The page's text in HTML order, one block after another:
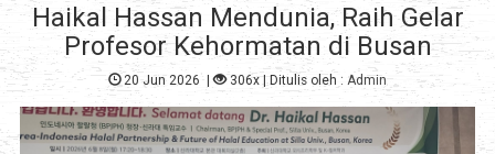
Haikal Hassan Mendunia, Raih Gelar
Profesor Kehormatan di Busan
20 Jun 2026 | 306x | Ditulis oleh :Admin